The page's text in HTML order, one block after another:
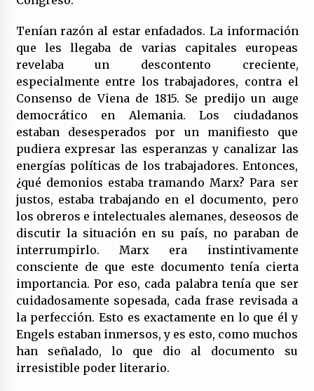
Tenían razón al estar enfadados. La información
que les llegaba de varias capitales europeas
revelaba un descontento creciente,
especialmente entre los trabajadores, contra el
Consenso de Viena de 1815. Se predijo un auge
democrático en Alemania. Los ciudadanos
estaban desesperados por un manifiesto que
pudiera expresar las esperanzas y canalizar las
energías políticas de los trabajadores. Entonces,
¿qué demonios estaba tramando Marx? Para ser
justos, estaba trabajando en el documento, pero
los obreros e intelectuales alemanes, deseosos de
discutir la situación en su país, no paraban de
interrumpirlo. Marx era instintivamente
consciente de que este documento tenía cierta
importancia. Por eso, cada palabra tenía que ser
cuidadosamente sopesada, cada frase revisada a
la perfección. Esto es exactamente en lo que él y
Engels estaban inmersos, y es esto, como muchos
han señalado, lo que dio al documento su
irresistible poder literario.